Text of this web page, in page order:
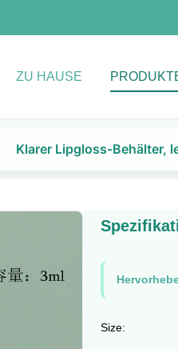
ZU HAUSE
Klarer Lipgloss-Behälter,
Size: